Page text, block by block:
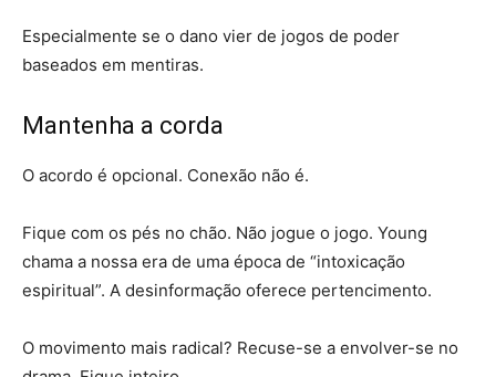
Especialmente se o dano vier de jogos de poder
baseados em mentiras.
Mantenha a corda
O acordo é opcional. Conexão não é.
Fique com os pés no chão. Não jogue o jogo. Young
chama a nossa era de uma época de “intoxicação
espiritual”. A desinformação oferece pertencimento.
O movimento mais radical? Recuse-se a envolver-se no